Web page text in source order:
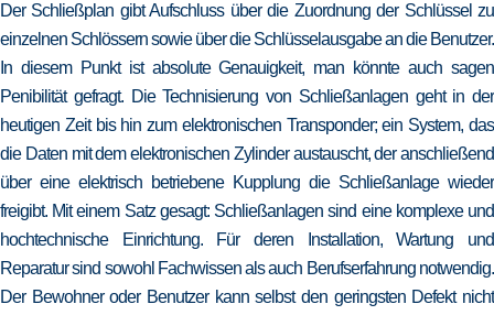
Der Schließplan gibt Aufschluss über die Zuordnung der Schlüssel zu
einzelnen Schlössern sowie über die Schlüsselausgabe an die Benutzer.
In diesem Punkt ist absolute Genauigkeit, man könnte auch sagen
Penibilität gefragt. Die Technisierung von Schließanlagen geht in der
heutigen Zeit bis hin zum elektronischen Transponder; ein System, das
die Daten mit dem elektronischen Zylinder austauscht, der anschließend
über eine elektrisch betriebene Kupplung die Schließanlage wieder
freigibt. Mit einem Satz gesagt: Schließanlagen sind eine komplexe und
hochtechnische Einrichtung. Für deren Installation, Wartung und
Reparatur sind sowohl Fachwissen als auch Berufserfahrung notwendig.
Der Bewohner oder Benutzer kann selbst den geringsten Defekt nicht